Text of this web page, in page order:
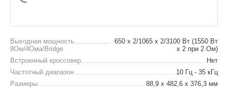
Выходная мощность
8Ом/4Ома/Bridge
650 x 2/1065 x 2/3100 Вт (1550 Вт
х 2 при 2 Ом)
Встроенный кроссовер
Нет
Частотный диапазон
10 Гц - 35 кГц
Размеры
88,9 х 482,6 х 376,3 мм